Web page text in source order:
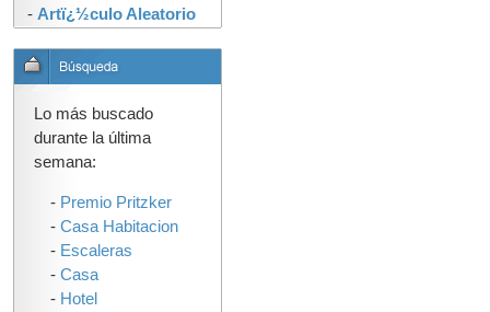
- Artï¿½culo Aleatorio
Lo más buscado
durante la última
semana:
- Premio Pritzker
- Casa Habitacion
- Escaleras
- Casa
- Hotel